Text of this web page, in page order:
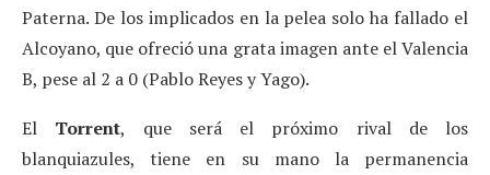
Paterna. De los implicados en la pelea solo ha fallado el
Alcoyano, que ofreció una grata imagen ante el Valencia
B, pese al 2 a 0 (Pablo Reyes y Yago).
El Torrent, que será el próximo rival de los
blanquiazules, tiene en su mano la permanencia